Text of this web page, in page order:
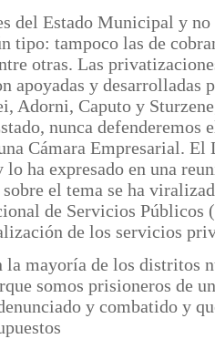
del Estado Municipal y no
tipo: tampoco las de
otras. Las
apoyadas y desarrolladas
Adorni, Caputo y
nunca defenderemos
Cámara Empresarial. El
ha expresado en una
el tema se ha
de Servicios Públicos
de los servicios
la mayoría de los distritos
somos prisioneros de
y combatido y